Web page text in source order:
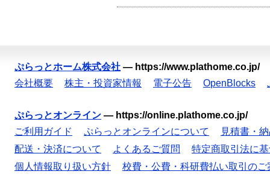
ぷらっとホーム株式会社 — https://www.plathome.co.jp/
会社概要
株主・投資家情報 電子公告 OpenBlocks
ぷらっとオンライン — https://online.plathome.co.jp/
ご利用ガイド
ぷらっとオンラインについて
見積書・
配送・決済について
よくあるご質問
特定商取引法に
個人情報取り扱い方針
校費・公費・科研費払い取引のご